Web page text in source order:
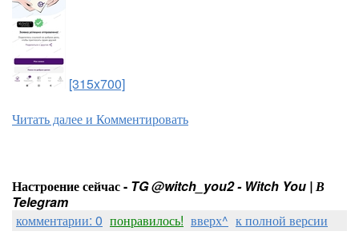
[315x700]
Читать далее и Комментировать
Настроение сейчас - TG @witch_you2 - Witch You | В
Telegram
комментарии: 0 понравилось! вверх^ к полной версии